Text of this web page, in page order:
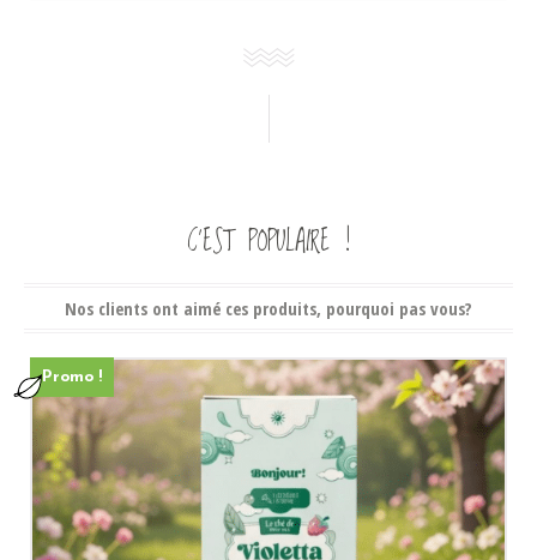
C’EST POPULAIRE !
Nos clients ont aimé ces produits, pourquoi pas vous?
Promo !